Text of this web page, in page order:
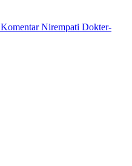
Nirempati Dokter-